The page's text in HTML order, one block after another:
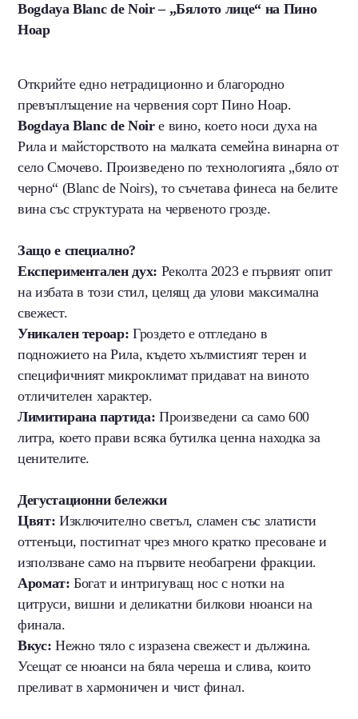
Bogdaya Blanc de Noir – „Бялото лице“ на Пино
Ноар
Открийте едно нетрадиционно и благородно
превъплъщение на червения сорт Пино Ноар.
Bogdaya Blanc de Noirе вино, което носи духа на
Рила и майсторството на малката семейна винарна от
село Смочево. Произведено по технологията „бяло от
черно“ (Blanc de Noirs), то съчетава финеса на белите
вина със структурата на червеното грозде.
Защо е специално?
Експериментален дух: Реколта 2023 е първият опит
на избата в този стил, целящ да улови максимална
свежест.
Уникален тероар: Гроздето е отгледано в
подножието на Рила, където хълмистият терен и
специфичният микроклимат придават на виното
отличителен характер.
Лимитирана партида: Произведени са само 600
литра, което прави всяка бутилка ценна находка за
ценителите.
Дегустационни бележки
Цвят: Изключително светъл, сламен със златисти
оттенъци, постигнат чрез много кратко пресоване и
използване само на първите необагрени фракции.
Аромат: Богат и интригуващ нос с нотки на
цитруси, вишни и деликатни билкови нюанси на
финала.
Вкус: Нежно тяло с изразена свежест и дължина.
Усещат се нюанси на бяла череша и слива, които
преливат в хармоничен и чист финал.